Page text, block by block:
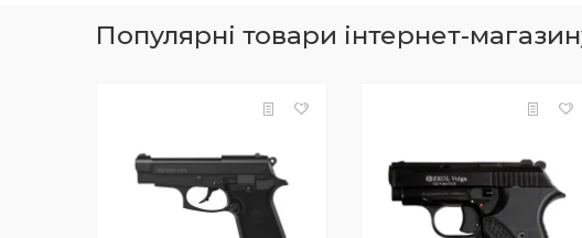
Тернопіль, Ужгород, Херсон, Хмельницький,
Черкаси, Чернігів, Чернівці.
Популярні товари інтернет-